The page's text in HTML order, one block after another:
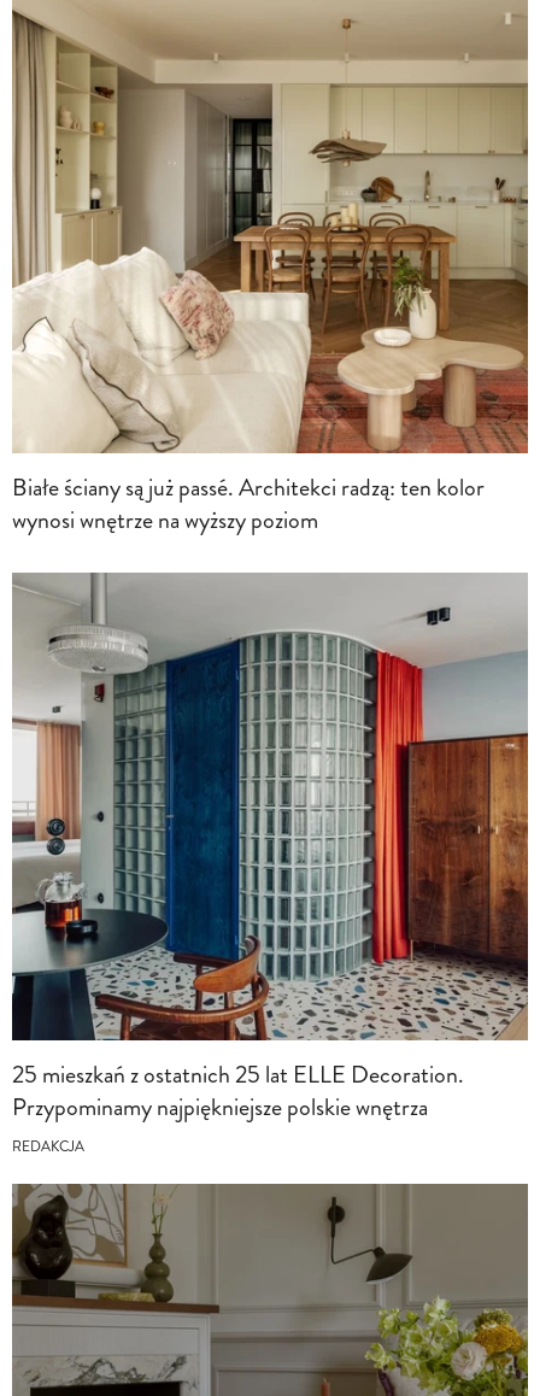
Białe ściany są już passé. Architekci radzą: ten kolor
wynosi wnętrze na wyższy poziom
25 mieszkań z ostatnich 25 lat ELLE Decoration.
Przypominamy najpiękniejsze polskie wnętrza
REDAKCJA